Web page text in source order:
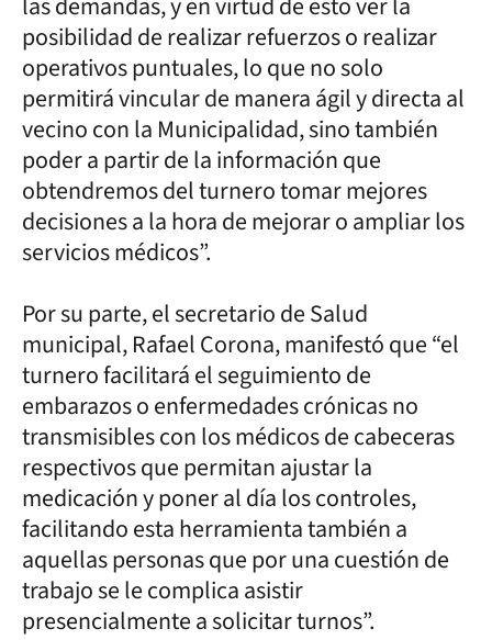
posibilidad de realizar refuerzos o realizar
operativos puntuales, lo que no solo
permitirá vincular de manera ágil y directa al
vecino con la Municipalidad, sino también
poder a partir de la información que
obtendremos del turnero tomar mejores
decisiones a la hora de mejorar o ampliar los
servicios médicos”.
Por su parte, el secretario de Salud
municipal, Rafael Corona, manifestó que “el
turnero facilitará el seguimiento de
embarazos o enfermedades crónicas no
transmisibles con los médicos de cabeceras
respectivos que permitan ajustar la
medicación y poner al día los controles,
facilitando esta herramienta también a
aquellas personas que por una cuestión de
trabajo se le complica asistir
presencialmente a solicitar turnos”.